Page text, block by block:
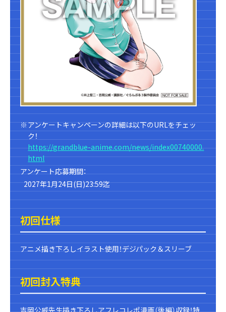
アンケートキャンペーンの詳細は以下のURLをチェッ
ク！
https://grandblue-anime.com/news/index00740000.
html
アンケート応募期間：
2027年1月24日(日)23:59迄
初回仕様
アニメ描き下ろしイラスト使用！デジパック＆スリーブ
初回封入特典